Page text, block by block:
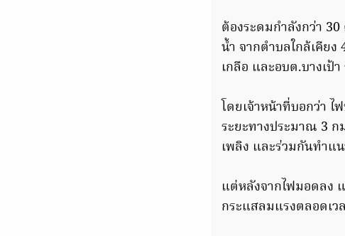
ต้องระดมกำลังกว่า
น้ำ จากตำบลใกล้เคีย
เกลือ และอบต.บางเป้
โดยเจ้าหน้าที่บอกว่า
ระยะทางประมาณ 3
เพลิง และร่วมกันทำแ
แต่หลังจากไฟมอดลง
กระแสลมแรงตลอดเว